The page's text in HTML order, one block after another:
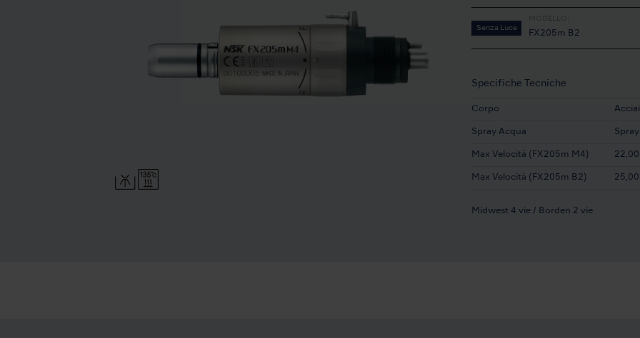
Senza Luce
FX205m B2
Specifiche Tecniche
Corpo
Spray Acqua
Max Velocità (FX205m M4)
Max Velocità (FX205m B2)
Midwest 4 vie / Borden 2 vie